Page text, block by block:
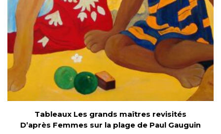
Tableaux Les grands maîtres revisités
D’après Femmes sur la plage de Paul Gauguin